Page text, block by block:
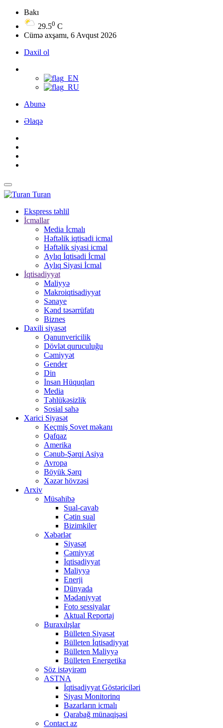
Bakı
29.50 C
Cümə axşamı, 6 Avqust 2026
Daxil ol
Abunə
Əlaqə
Turan
Ekspress təhlil
İcmallar
Media İcmalı
Həftəlik iqtisadi icmal
Həftəlik siyasi icmal
Aylıq İqtisadi İcmal
Aylıq Siyasi İcmal
İqtisadiyyat
Maliyyə
Makroiqtisadiyyat
Sənaye
Kənd təsərrüfatı
Biznes
Daxili siyasət
Qanunvericilik
Dövlət quruculuğu
Cəmiyyət
Gender
Din
İnsan Hüquqları
Media
Təhlükəsizlik
Sosial sahə
Xarici Siyasət
Keçmiş Sovet məkanı
Qafqaz
Amerika
Cənub-Şərqi Asiya
Avropa
Böyük Şərq
Xəzər hövzəsi
Arxiv
Müsahibə
Sual-cavab
Çətin sual
Bizimkiler
Xəbərlər
Siyasət
Cəmiyyət
İqtisadiyyat
Maliyyə
Enerji
Dünyada
Mədəniyyət
Foto sessiyalar
Aktual Reportaj
Buraxılışlar
Bülleten Siyasət
Bülleten İqtisadiyyat
Bülleten Maliyyə
Bülleten Energetika
Söz istəyirəm
ASTNA
İqtisadiyyat Göstəriciləri
Siyası Monitorinq
Bazarların icmalı
Qarabağ münaqişəsi
Contact az